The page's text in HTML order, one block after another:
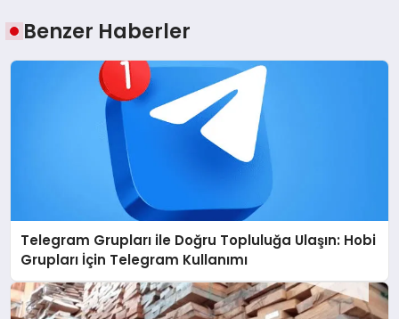
Benzer Haberler
Telegram Grupları ile Doğru Topluluğa Ulaşın: Hobi
Grupları İçin Telegram Kullanımı